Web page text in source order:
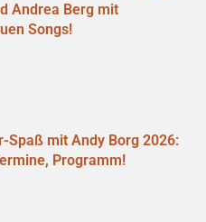
Andrea Berg mit
Songs!
Spaß mit Andy Borg 2026:
Programm!